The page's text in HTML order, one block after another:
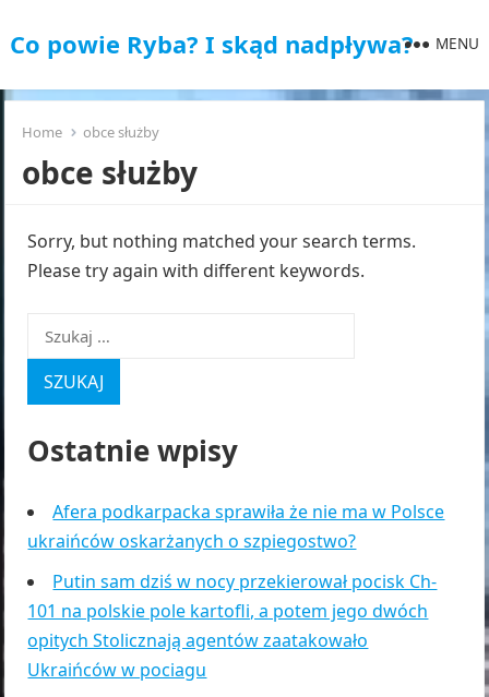
Co powie Ryba? I skąd nadpływa? MENU
Home obce służby
obce służby
Sorry, but nothing matched your search terms.
Please try again with different keywords.
Szukaj:
Ostatnie wpisy
Afera podkarpacka sprawiła że nie ma w Polsce
ukraińców oskarżanych o szpiegostwo?
Putin sam dziś w nocy przekierował pocisk Ch-
101 na polskie pole kartofli, a potem jego dwóch
opitych Stolicznają agentów zaatakowało
Ukraińców w pociagu